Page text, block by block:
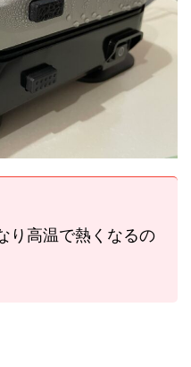
り高温で熱くなるの